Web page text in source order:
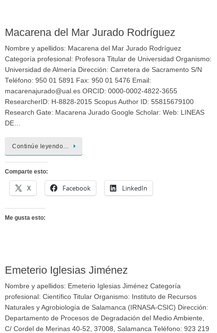
Macarena del Mar Jurado Rodríguez
Nombre y apellidos: Macarena del Mar Jurado Rodríguez
Categoría profesional: Profesora Titular de Universidad Organismo:
Universidad de Almería Dirección: Carretera de Sacramento S/N
Teléfono: 950 01 5891 Fax: 950 01 5476 Email:
macarenajurado@ual.es ORCID: 0000-0002-4822-3655
ResearcherID: H-8828-2015 Scopus Author ID: 55815679100
Research Gate: Macarena Jurado Google Scholar: Web: LINEAS
DE…
Continúe leyendo…
Comparte esto:
X Facebook LinkedIn
Me gusta esto:
Emeterio Iglesias Jiménez
Nombre y apellidos: Emeterio Iglesias Jiménez Categoría
profesional: Científico Titular Organismo: Instituto de Recursos
Naturales y Agrobiología de Salamanca (IRNASA-CSIC) Dirección:
Departamento de Procesos de Degradación del Medio Ambiente,
C/ Cordel de Merinas 40-52, 37008, Salamanca Teléfono: 923 219